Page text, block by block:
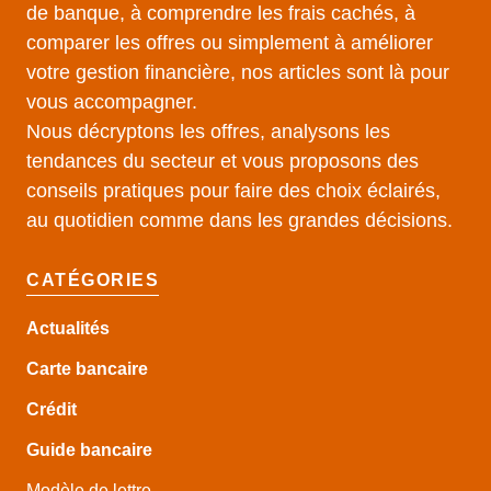
de banque, à comprendre les frais cachés, à
comparer les offres ou simplement à améliorer
votre gestion financière, nos articles sont là pour
vous accompagner.
Nous décryptons les offres, analysons les
tendances du secteur et vous proposons des
conseils pratiques pour faire des choix éclairés,
au quotidien comme dans les grandes décisions.
CATÉGORIES
Actualités
Carte bancaire
Crédit
Guide bancaire